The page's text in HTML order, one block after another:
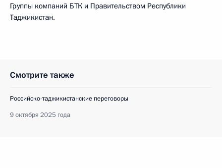
Группы компаний БТК и Правительством Республики
Таджикистан.
Смотрите также
Российско-таджикистанские переговоры
9 октября 2025 года